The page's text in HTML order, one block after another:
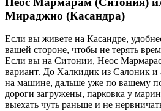
Мираджио (Касандра)
Если вы живете на Касандре,
вашей стороне, чтобы не терять
Если вы на Ситонии, Неос
вариант. До Халкидик из Салоник и
на машине, дальше уже по вашему
дороги загружены, парковка у
выехать чуть раньше и не